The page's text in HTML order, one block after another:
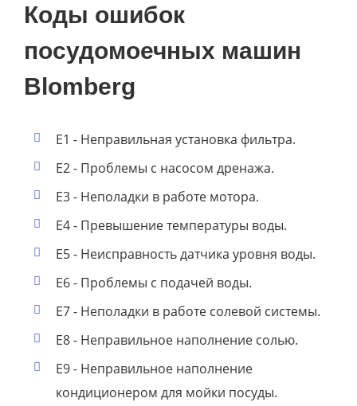
Коды ошибок
посудомоечных машин
Blomberg
E1 - Неправильная установка фильтра.
E2 - Проблемы с насосом дренажа.
E3 - Неполадки в работе мотора.
E4 - Превышение температуры воды.
E5 - Неисправность датчика уровня воды.
E6 - Проблемы с подачей воды.
E7 - Неполадки в работе солевой системы.
E8 - Неправильное наполнение солью.
E9 - Неправильное наполнение
кондиционером для мойки посуды.